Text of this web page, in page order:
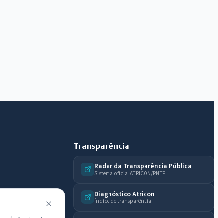
Transparência
Radar da Transparência Pública
Sistema oficial ATRICON/PNTP
Diagnóstico Atricon
Índice de transparência